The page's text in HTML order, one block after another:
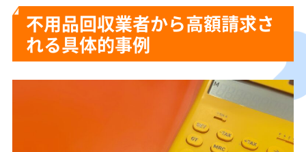
不用品回収業者から高額請求さ
れる具体的事例